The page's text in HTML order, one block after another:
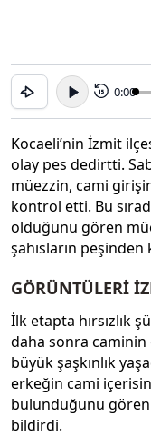
15 0:00
Kocaeli’nin İzmit
olay pes dedirtti.
müezzin, cami
kontrol etti. Bu
olduğunu gören
şahısların peşinden
GÖRÜNTÜLERİ
İlk etapta hırsızlık
daha sonra caminin
büyük şaşkınlık
erkeğin cami
bulunduğunu
bildirdi.